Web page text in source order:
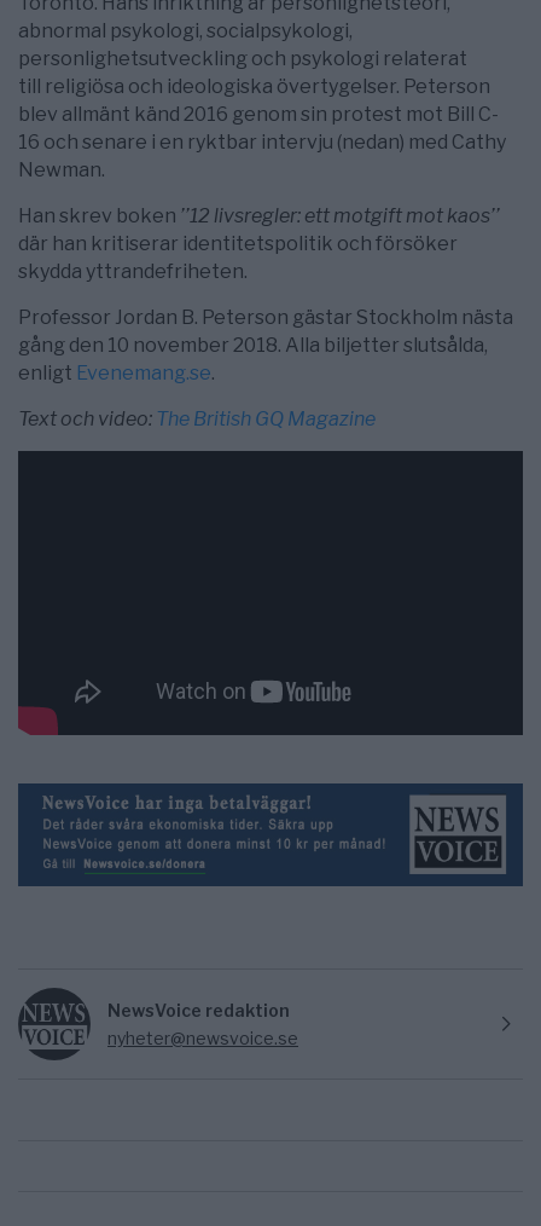
abnormal psykologi, socialpsykologi,
personlighetsutveckling och psykologi relaterat
till religiösa och ideologiska övertygelser. Peterson
blev allmänt känd 2016 genom sin protest mot Bill C-
16 och senare i en ryktbar intervju (nedan) med Cathy
Newman.
Han skrev boken ’’12 livsregler: ett motgift mot kaos’’
där han kritiserar identitetspolitik och försöker
skydda yttrandefriheten.
Professor Jordan B. Peterson gästar Stockholm nästa
gång den 10 november 2018. Alla biljetter slutsålda,
enligt Evenemang.se.
Text och video: The British GQ Magazine
NewsVoice redaktion
nyheter@newsvoice.se